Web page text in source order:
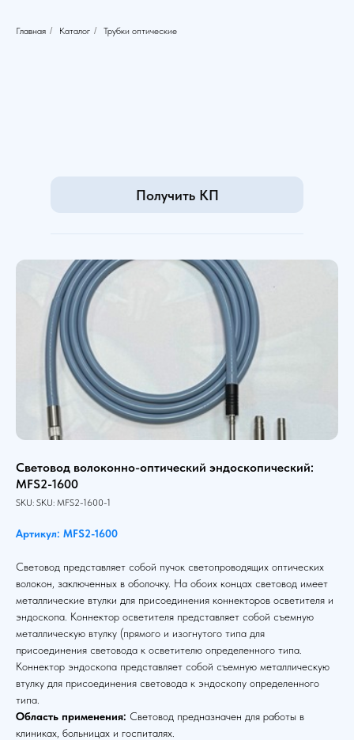
Главная / Каталог / Трубки оптические
Получить КП
Световод волоконно-оптический эндоскопический:
MFS2-1600
SKU: SKU: MFS2-1600-1
Артикул: MFS2-1600
Световод представляет собой пучок светопроводящих оптических
волокон, заключенных в оболочку. На обоих концах световод имеет
металлические втулки для присоединения коннекторов осветителя и
эндоскопа. Коннектор осветителя представляет собой съемную
металлическую втулку (прямого и изогнутого типа для
присоединения световода к осветителю определенного типа.
Коннектор эндоскопа представляет собой съемную металлическую
втулку для присоединения световода к эндоскопу определенного
типа.
Область применения: Световод предназначен для работы в
клиниках, больницах и госпиталях.